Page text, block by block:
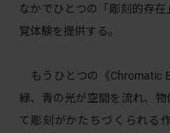
なかでひとつの「彫刻的存
覚体験を提供する。
もうひとつの《Chromatic
緑、青の光が空間を流れ、
て彫刻がかたちづくられる